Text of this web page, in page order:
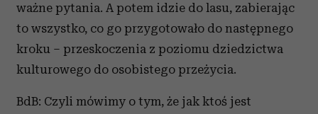
ważne pytania. A potem idzie do lasu, zabierając
to wszystko, co go przygotowało do następnego
kroku – przeskoczenia z poziomu dziedzictwa
kulturowego do osobistego przeżycia.
BdB: Czyli mówimy o tym, że jak ktoś jest